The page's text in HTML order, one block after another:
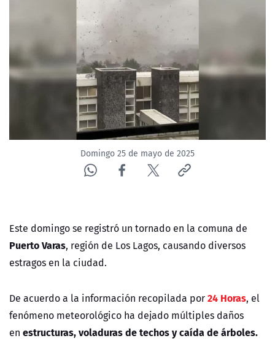
NTV
ACTUALIDAD Y TENDENCIAS
CORPORATIVO Y TRANSPARENCIA
CANAL DE DENUNCIAS
ÁREA DE PROYECTOS
Domingo 25 de mayo de 2025
Este domingo se registró un tornado en la comuna de
Puerto Varas, región de Los Lagos, causando diversos
estragos en la ciudad.
De acuerdo a la información recopilada por24 Horas, el
fenómeno meteorológico ha dejado múltiples daños
en estructuras, voladuras de techos y caída de árboles.